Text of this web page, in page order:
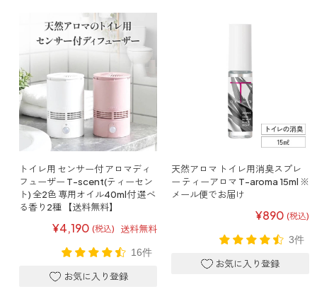
トイレ用 センサー付 アロマディ
フューザー T-scent(ティーセン
ト) 全2色 専用オイル40ml付 選べ
る香り2種 【送料無料】
¥4,190 (税込) 送料無料
16件
天然アロマ トイレ用消臭スプレ
ー ティーアロマ T-aroma 15ml ※
メール便でお届け
¥890 (税込)
3件